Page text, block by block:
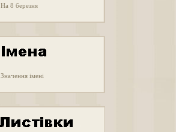
На 8 березня
Значення імені